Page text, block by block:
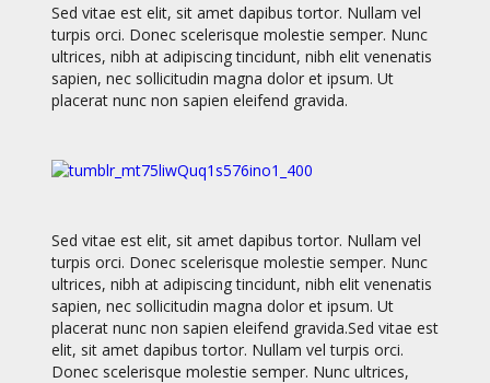
Sed vitae est elit, sit amet dapibus tortor. Nullam vel
turpis orci. Donec scelerisque molestie semper. Nunc
ultrices, nibh at adipiscing tincidunt, nibh elit venenatis
sapien, nec sollicitudin magna dolor et ipsum. Ut
placerat nunc non sapien eleifend gravida.
Sed vitae est elit, sit amet dapibus tortor. Nullam vel
turpis orci. Donec scelerisque molestie semper. Nunc
ultrices, nibh at adipiscing tincidunt, nibh elit venenatis
sapien, nec sollicitudin magna dolor et ipsum. Ut
placerat nunc non sapien eleifend gravida.Sed vitae est
elit, sit amet dapibus tortor. Nullam vel turpis orci.
Donec scelerisque molestie semper. Nunc ultrices,